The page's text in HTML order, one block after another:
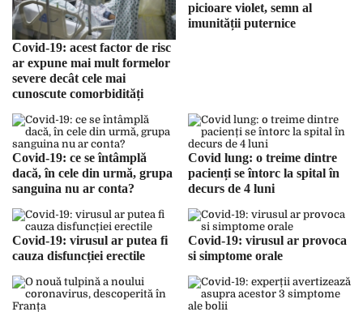
Covid-19: acest factor de risc
ar expune mai mult formelor
severe decât cele mai
cunoscute comorbidități
picioare violet, semn al
imunității puternice
Covid-19: ce se întâmplă
dacă, în cele din urmă, grupa
sanguina nu ar conta?
Covid lung: o treime dintre
pacienți se întorc la spital în
decurs de 4 luni
Covid-19: virusul ar putea fi
cauza disfuncției erectile
Covid-19: virusul ar provoca
si simptome orale